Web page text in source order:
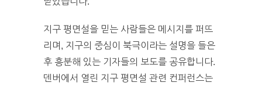
지구 평면설을 믿는 사람들은 메시지를 퍼뜨
리며, 지구의 중심이 북극이라는 설명을 들은
후 흥분해 있는 기자들의 보도를 공유합니다.
덴버에서 열린 지구 평면설 관련 컨퍼런스는